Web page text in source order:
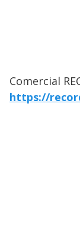
Comercial
https://